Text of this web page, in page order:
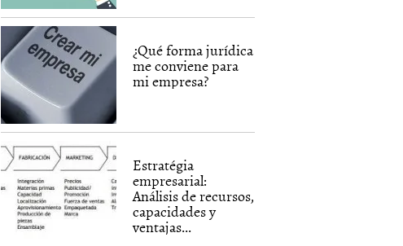
¿Qué forma jurídica
me conviene para
mi empresa?
Estratégia
empresarial:
Análisis de recursos,
capacidades y
ventajas...